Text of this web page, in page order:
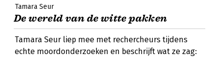
Tamara Seur
De wereld van de witte pakken
Tamara Seur liep mee met rechercheurs tijdens
echte moordonderzoeken en beschrijft wat ze zag: